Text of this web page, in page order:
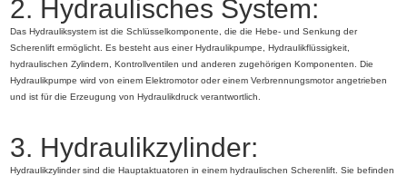
2. Hydraulisches System:
Das Hydrauliksystem ist die Schlüsselkomponente, die die Hebe- und Senkung der
Scherenlift ermöglicht. Es besteht aus einer Hydraulikpumpe, Hydraulikflüssigkeit,
hydraulischen Zylindern, Kontrollventilen und anderen zugehörigen Komponenten. Die
Hydraulikpumpe wird von einem Elektromotor oder einem Verbrennungsmotor angetrieben
und ist für die Erzeugung von Hydraulikdruck verantwortlich.
3. Hydraulikzylinder:
Hydraulikzylinder sind die Hauptaktuatoren in einem hydraulischen Scherenlift. Sie befinden